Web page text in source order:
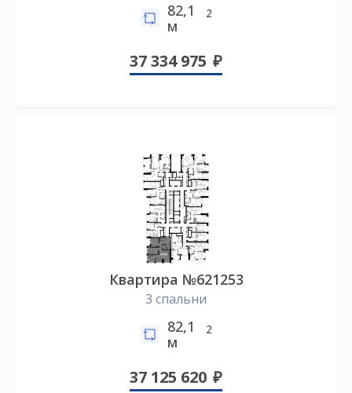
82,1
м
2
37 334 975
Квартира №621253
3 спальни
82,1
м
2
37 125 620